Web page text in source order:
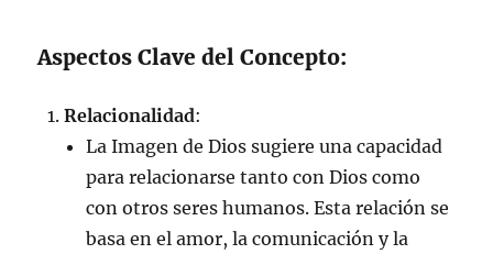
Aspectos Clave del Concepto:
Relacionalidad:
La Imagen de Dios sugiere una capacidad
para relacionarse tanto con Dios como
con otros seres humanos. Esta relación se
basa en el amor, la comunicación y la